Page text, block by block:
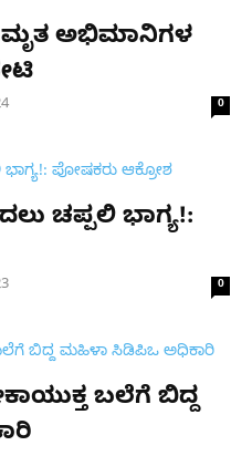
ಮೃತ ಅಭಿಮಾನಿಗಳ
0
ಚಪ್ಪಲಿ ಭಾಗ್ಯ!:
0
ಬಲೆಗೆ ಬಿದ್ದ